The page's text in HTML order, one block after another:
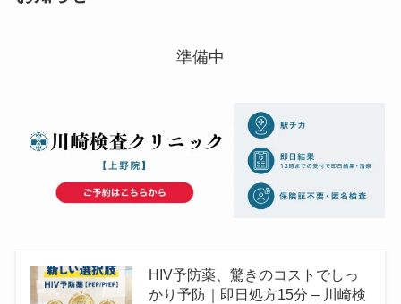
準備中
HIV予防薬、驚きのコストでしっ
かり予防｜即日処方15分 – 川崎検